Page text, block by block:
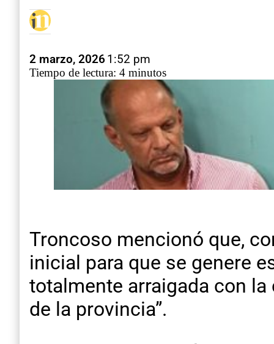
2 marzo, 20261:52 pm
Tiempo de lectura: 4 minutos
Troncoso mencionó que,
inicial para que se genere
totalmente arraigada con
de la provincia”.